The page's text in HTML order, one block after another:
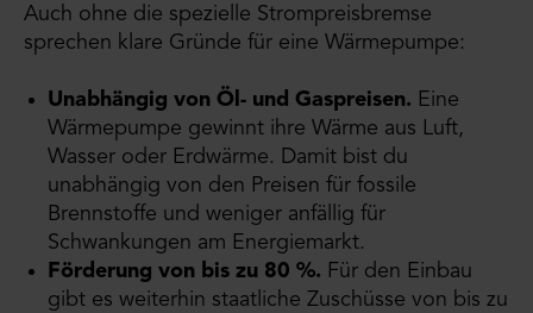
Auch ohne die spezielle Strompreisbremse
sprechen klare Gründe für eine Wärmepumpe:
Unabhängig von Öl- und Gaspreisen. Eine
Wärmepumpe gewinnt ihre Wärme aus Luft,
Wasser oder Erdwärme. Damit bist du
unabhängig von den Preisen für fossile
Brennstoffe und weniger anfällig für
Schwankungen am Energiemarkt.
Förderung von bis zu 80 %. Für den Einbau
gibt es weiterhin staatliche Zuschüsse von bis zu